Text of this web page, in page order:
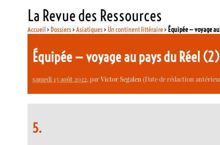
La Revue des Ressources
Accueil> Dossiers>Asiatiques> Un continent littéraire> Équipée — voyage
Équipée — voyage au pays du Réel
samedi 13 août 2022, parVictor Segalen (Date de rédaction
5.